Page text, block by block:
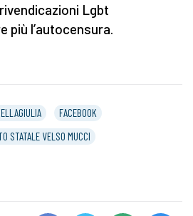
Lgbt
più l’autocensura.
FACEBOOK
STATALE VELSO MUCCI